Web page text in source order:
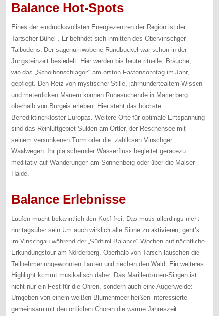
Balance Hot-Spots
Eines der eindrucksvollsten Energiezentren der Region ist der
Tartscher Bühel . Er befindet sich inmitten des Obervinschger
Talbodens. Der sagenumwobene Rundbuckel war schon in der
Jungsteinzeit besiedelt. Hier werden bis heute rituelle Bräuche,
wie das „Scheibenschlagen“ am ersten Fastensonntag im Jahr,
gepflegt. Den Reiz von mystischer Stille, jahrhundertealtem Wissen
und meterdicken Mauern können Ruhesuchende in Marienberg
oberhalb von Burgeis erleben. Hier steht das höchste
Benediktinerkloster Europas. Weitere Orte für optimale Entspannung
sind das Reinluftgebiet Sulden am Ortler, der Reschensee mit
seinem versunkenen Turm oder die zahllosen Vinschger
Waalwegen: Ihr plätschernder Wasserfluss begleitet geradezu
meditativ auf Wanderungen am Sonnenberg oder über die Malser
Haide.
Balance Erlebnisse
Laufen macht bekanntlich den Kopf frei. Das muss allerdings nicht
nur tagsüber sein.Um auch wirklich alle Sinne zu aktivieren, geht’s
im Vinschgau während der „Südtirol Balance“-Wochen auf nächtliche
Erkundungstour am Nörderberg. Oberhalb von Tarsch lauschen die
Teilnehmer ungewohnten Lauten und riechen den Wald. Ein weiteres
Highlight kommt musikalisch daher. Das Marillenblüten-Singen ist
nicht nur ein Fest für die Ohren, sondern auch eine Augenweide:
Umgeben von einem weißen Blumenmeer heißen Interessierte
gemeinsam mit den örtlichen Chören die warme Jahreszeit